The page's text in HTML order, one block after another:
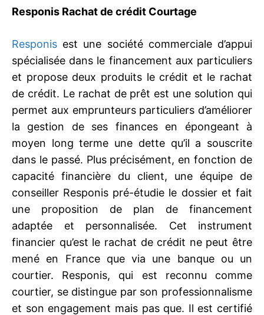
Responis Rachat de crédit Courtage
Responis est une société commerciale d’appui
spécialisée dans le financement aux particuliers
et propose deux produits le crédit et le rachat
de crédit. Le rachat de prêt est une solution qui
permet aux emprunteurs particuliers d’améliorer
la gestion de ses finances en épongeant à
moyen long terme une dette qu’il a souscrite
dans le passé. Plus précisément, en fonction de
capacité financière du client, une équipe de
conseiller Responis pré-étudie le dossier et fait
une proposition de plan de financement
adaptée et personnalisée. Cet instrument
financier qu’est le rachat de crédit ne peut être
mené en France que via une banque ou un
courtier. Responis, qui est reconnu comme
courtier, se distingue par son professionnalisme
et son engagement mais pas que. Il est certifié